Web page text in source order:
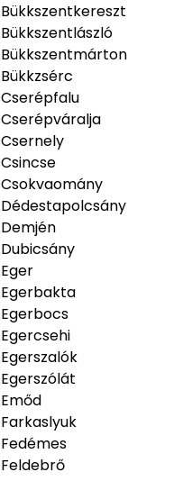
Bükkszentkereszt
Bükkszentlászló
Bükkszentmárton
Bükkzsérc
Cserépfalu
Cserépváralja
Csernely
Csincse
Csokvaomány
Dédestapolcsány
Demjén
Dubicsány
Eger
Egerbakta
Egerbocs
Egercsehi
Egerszalók
Egerszólát
Emőd
Farkaslyuk
Fedémes
Feldebrő